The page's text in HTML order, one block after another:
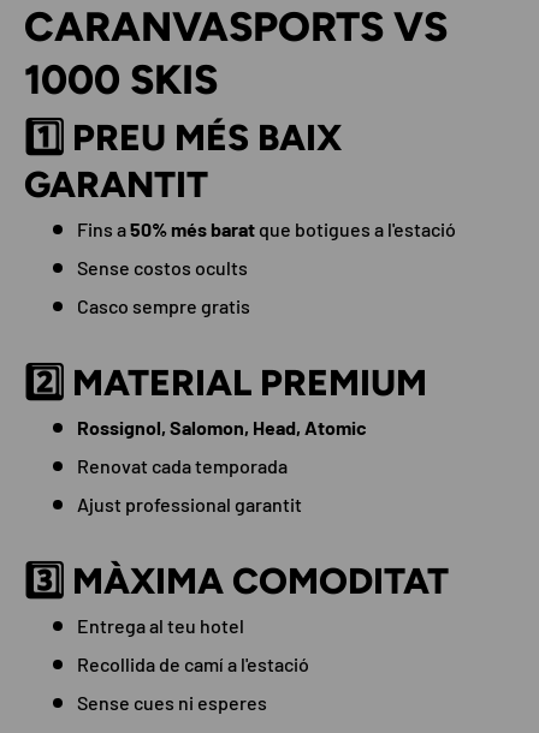
CARANVASPORTS VS
1000 SKIS
1️⃣ PREU MÉS BAIX
GARANTIT
Fins a50% més barat que botigues a l'estació
Sense costos ocults
Casco sempre gratis
2️⃣ MATERIAL PREMIUM
Rossignol, Salomon, Head, Atomic
Renovat cada temporada
Ajust professional garantit
3️⃣ MÀXIMA COMODITAT
Entrega al teu hotel
Recollida de camí a l'estació
Sense cues ni esperes